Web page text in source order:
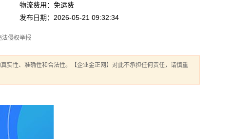
物流费用：免运费
发布日期：2026-05-21 09:32:34
法侵权举报
实性、准确性和合法性。【企业金正网】对此不承担任何责任，请慎重